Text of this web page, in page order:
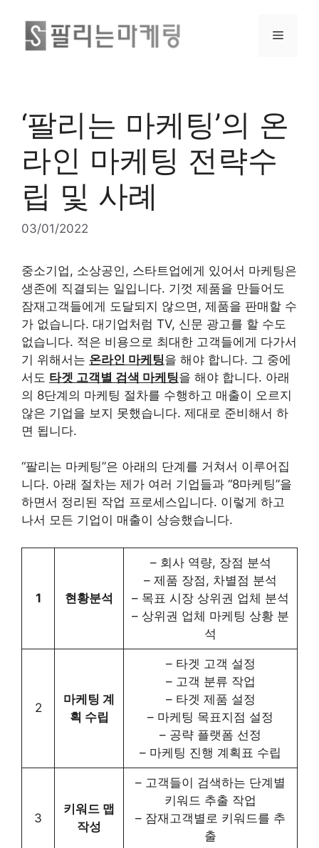
‘팔리는 마케팅’의 온
라인 마케팅 전략수
립 및 사례
03/01/2022
중소기업, 소상공인, 스타트업에게 있어서 마케팅은
생존에 직결되는 일입니다. 기껏 제품을 만들어도
잠재고객들에게 도달되지 않으면, 제품을 판매할 수
가 없습니다. 대기업처럼 TV, 신문 광고를 할 수도
없습니다. 적은 비용으로 최대한 고객들에게 다가서
기 위해서는 온라인 마케팅을 해야 합니다. 그 중에
서도 타겟 고객별 검색 마케팅을 해야 합니다. 아래
의 8단계의 마케팅 절차를 수행하고 매출이 오르지
않은 기업을 보지 못했습니다. 제대로 준비해서 하
면 됩니다.
“팔리는 마케팅”은 아래의 단계를 거쳐서 이루어집
니다. 아래 절차는 제가 여러 기업들과 “8마케팅”을
하면서 정리된 작업 프로세스입니다. 이렇게 하고
나서 모든 기업이 매출이 상승했습니다.
1 현황분석
– 회사 역량, 장점 분석
– 제품 장점, 차별점 분석
– 목표 시장 상위권 업체 분석
– 상위권 업체 마케팅 상황 분
석
2
마케팅 계
획 수립
– 타겟 고객 설정
– 고객 분류 작업
– 타겟 제품 설정
– 마케팅 목표지점 설정
– 공략 플랫폼 선정
– 마케팅 진행 계획표 수립
3
키워드 맵
작성
– 고객들이 검색하는 단계별
키워드 추출 작업
– 잠재고객별로 키워드를 추
출